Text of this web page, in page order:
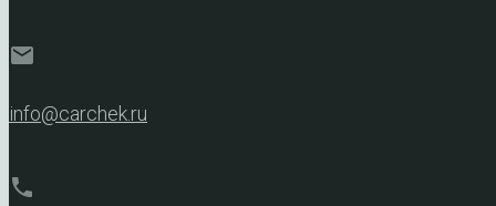
mail
info@carchek.ru
phone